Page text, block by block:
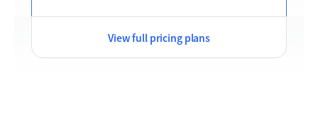
View full pricing plans